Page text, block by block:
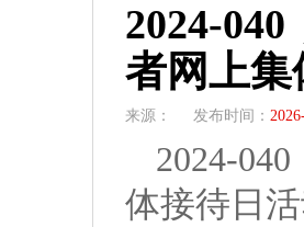
2024-
者网上集
来源： 发布时间：
2024-
体接待日